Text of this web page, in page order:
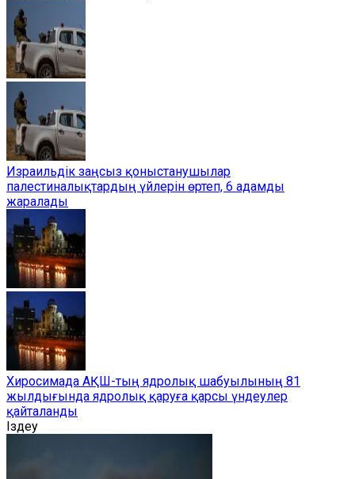
Израильдік заңсыз қоныстанушылар
палестиналықтардың үйлерін өртеп, 6 адамды
жаралады
Хиросимада АҚШ-тың ядролық шабуылының 81
жылдығында ядролық қаруға қарсы үндеулер
қайталанды
Іздеу